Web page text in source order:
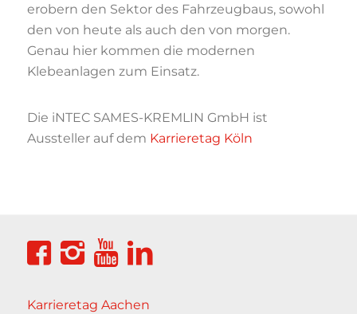
erobern den Sektor des Fahrzeugbaus, sowohl
den von heute als auch den von morgen.
Genau hier kommen die modernen
Klebeanlagen zum Einsatz.
Die iNTEC SAMES-KREMLIN GmbH ist
Aussteller auf dem Karrieretag Köln
Karrieretag Aachen